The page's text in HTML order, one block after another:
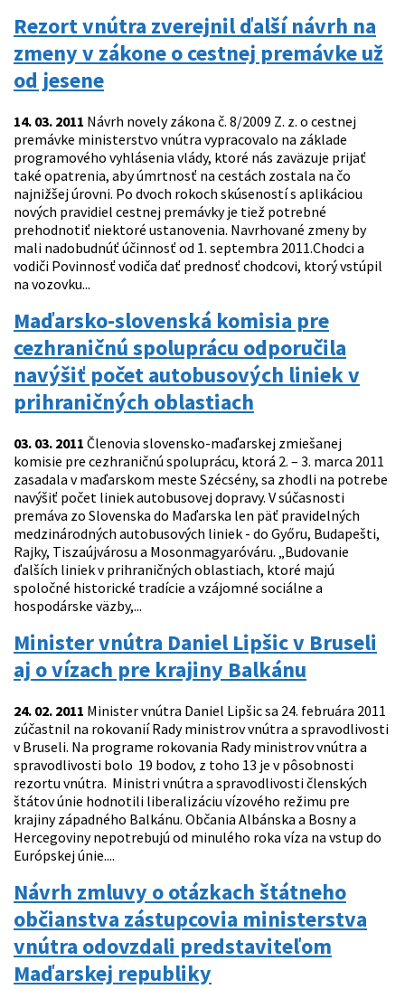
Rezort vnútra zverejnil ďalší návrh na
zmeny v zákone o cestnej premávke už
od jesene
14. 03. 2011 Návrh novely zákona č. 8/2009 Z. z. o cestnej
premávke ministerstvo vnútra vypracovalo na základe
programového vyhlásenia vlády, ktoré nás zaväzuje prijať
také opatrenia, aby úmrtnosť na cestách zostala na čo
najnižšej úrovni. Po dvoch rokoch skúseností s aplikáciou
nových pravidiel cestnej premávky je tiež potrebné
prehodnotiť niektoré ustanovenia. Navrhované zmeny by
mali nadobudnúť účinnosť od 1. septembra 2011.Chodci a
vodiči Povinnosť vodiča dať prednosť chodcovi, ktorý vstúpil
na vozovku...
Maďarsko-slovenská komisia pre
cezhraničnú spoluprácu odporučila
navýšiť počet autobusových liniek v
prihraničných oblastiach
03. 03. 2011 Členovia slovensko-maďarskej zmiešanej
komisie pre cezhraničnú spoluprácu, ktorá 2. – 3. marca 2011
zasadala v maďarskom meste Szécsény, sa zhodli na potrebe
navýšiť počet liniek autobusovej dopravy. V súčasnosti
premáva zo Slovenska do Maďarska len päť pravidelných
medzinárodných autobusových liniek - do Győru, Budapešti,
Rajky, Tiszaújvárosu a Mosonmagyaróváru. „Budovanie
ďalších liniek v prihraničných oblastiach, ktoré majú
spoločné historické tradície a vzájomné sociálne a
hospodárske väzby,...
Minister vnútra Daniel Lipšic v Bruseli
aj o vízach pre krajiny Balkánu
24. 02. 2011 Minister vnútra Daniel Lipšic sa 24. februára 2011
zúčastnil na rokovanií Rady ministrov vnútra a spravodlivosti
v Bruseli. Na programe rokovania Rady ministrov vnútra a
spravodlivosti bolo 19 bodov, z toho 13 je v pôsobnosti
rezortu vnútra. Ministri vnútra a spravodlivosti členských
štátov únie hodnotili liberalizáciu vízového režimu pre
krajiny západného Balkánu. Občania Albánska a Bosny a
Hercegoviny nepotrebujú od minulého roka víza na vstup do
Európskej únie....
Návrh zmluvy o otázkach štátneho
občianstva zástupcovia ministerstva
vnútra odovzdali predstaviteľom
Maďarskej republiky